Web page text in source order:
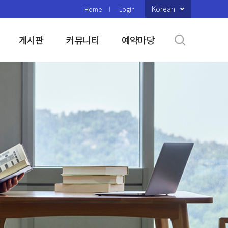
Home Login Korean
게시판 커뮤니티 예약마당